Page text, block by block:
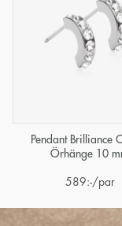
Pendant Brilliance
Örhänge 10
589:-/par